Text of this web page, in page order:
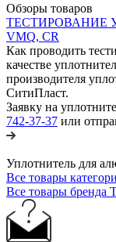
Обзоры товаров
ТЕСТИРОВАНИЕ
VMQ, CR
Как проводить
качестве
производителя
СитиПласт.
Заявку на
742-37-37 или
Уплотнитель для
Все товары
Все товары